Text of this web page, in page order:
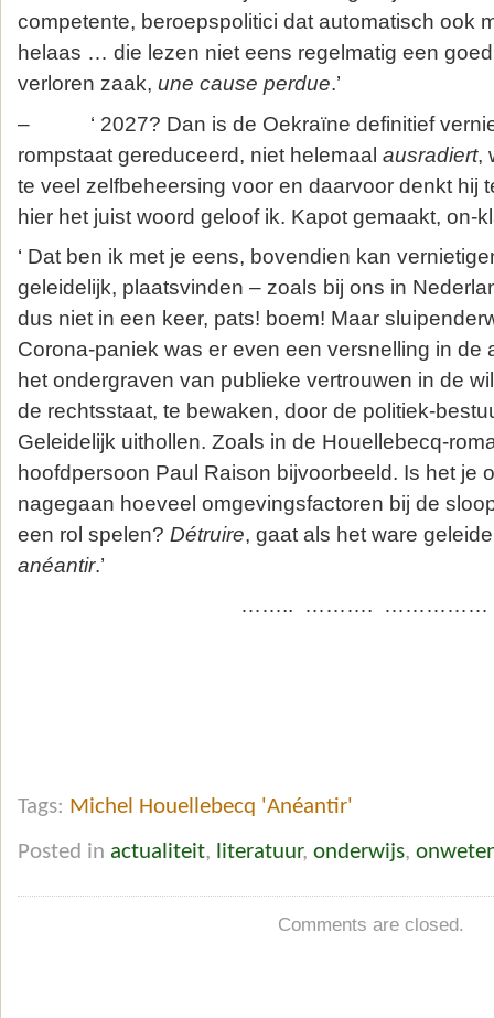
competente, beroepspolitici dat automatisch ook
helaas … die lezen niet eens regelmatig een
verloren zaak, une cause perdue.’
– ‘ 2027? Dan is de Oekraïne definitief
rompstaat gereduceerd, niet helemaal ausradiert,
te veel zelfbeheersing voor en daarvoor denkt hij
hier het juist woord geloof ik. Kapot gemaakt, on-
‘ Dat ben ik met je eens, bovendien kan
geleidelijk, plaatsvinden – zoals bij ons in
dus niet in een keer, pats! boem! Maar
Corona-paniek was er even een versnelling in de
het ondergraven van publieke vertrouwen in de
de rechtsstaat, te bewaken, door de politiek-
Geleidelijk uithollen. Zoals in de Houellebecq-
hoofdpersoon Paul Raison bijvoorbeeld. Is het je
nagegaan hoeveel omgevingsfactoren bij de
een rol spelen? Détruire, gaat als het ware
anéantir.’
…….. ………. ……………
Tags: Michel Houellebecq 'Anéantir'
Posted in actualiteit, literatuur, onderwijs,
Comments are closed.